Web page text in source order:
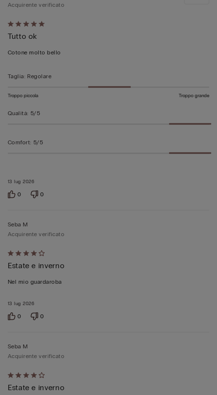
Valutato
5
su
13 lug 2026
Acquirente verificato
Tutto ok
Cotone molto bello
Taglia: Regolare
Troppo piccola Troppo grande
Qualità: 5/5
Comfort: 5/5
0 0
Valutato
4
su
13 lug 2026
Seba M
Acquirente verificato
Estate e inverno
Nel mio guardaroba
0 0
Valutato
4
Seba M
Acquirente verificato
Estate e inverno